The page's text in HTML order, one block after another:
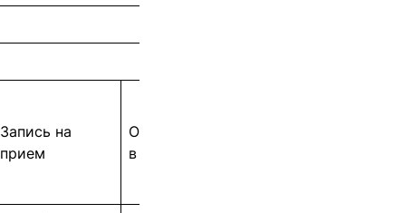
Запись на
прием
Оплата услуги
в центре